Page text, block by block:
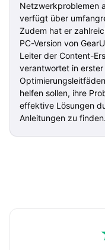
Netzwerkproblemen
verfügt über
Zudem hat er
PC-Version von
Leiter der Content-
verantwortet in
helfen sollen, ihre
effektive Lösungen
Anleitungen zu finden.